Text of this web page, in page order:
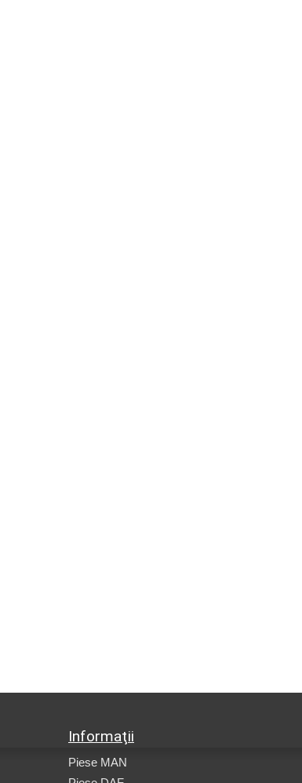
Informaţii
Piese MAN